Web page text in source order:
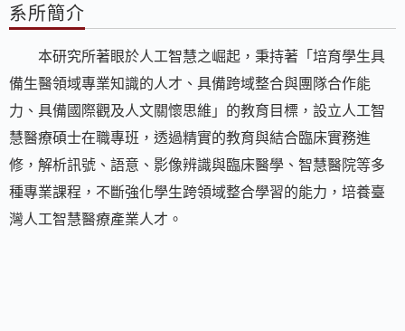
系所簡介
本研究所著眼於人工智慧之崛起，秉持著「培育學生具
備生醫領域專業知識的人才、具備跨域整合與團隊合作能
力、具備國際觀及人文關懷思維」的教育目標，設立人工智
慧醫療碩士在職專班，透過精實的教育與結合臨床實務進
修，解析訊號、語意、影像辨識與臨床醫學、智慧醫院等多
種專業課程，不斷強化學生跨領域整合學習的能力，培養臺
灣人工智慧醫療產業人才。